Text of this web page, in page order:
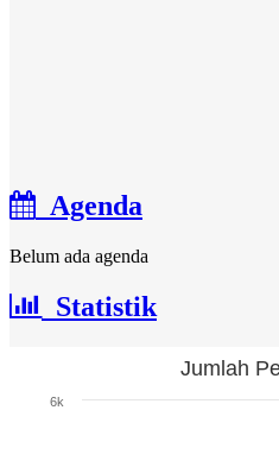
Agenda
Belum ada agenda
Statistik
Jumlah
6k